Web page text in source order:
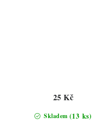
Skladem (13 ks)
25 Kč